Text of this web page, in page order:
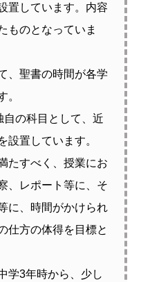
置しています。内容
ものとなっていま
、聖書の時間が各学
。
の科目として、近
設置しています。
たすべく、授業にお
、レポート等に、そ
に、時間がかけられ
仕方の体得を目標と
学3年時から、少し